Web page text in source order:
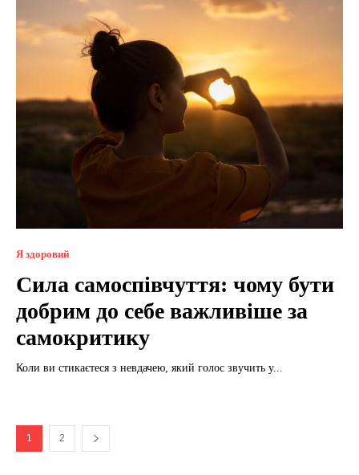
Я здоровий
Сила самоспівчуття: чому бути
добрим до себе важливіше за
самокритику
Коли ви стикаєтеся з невдачею, який голос звучить у...
1 2